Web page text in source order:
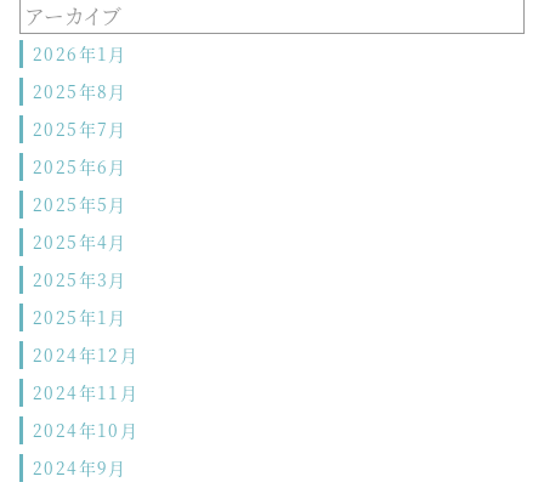
アーカイブ
2026年1月
2025年8月
2025年7月
2025年6月
2025年5月
2025年4月
2025年3月
2025年1月
2024年12月
2024年11月
2024年10月
2024年9月